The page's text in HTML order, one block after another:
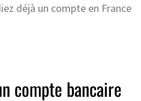
déjà un compte en France
compte bancaire